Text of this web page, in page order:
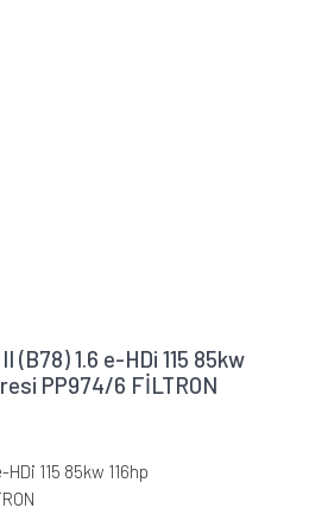
(B78) 1.6 e-HDi 115 85kw
PP974/6 FİLTRON
HDi 115 85kw 116hp